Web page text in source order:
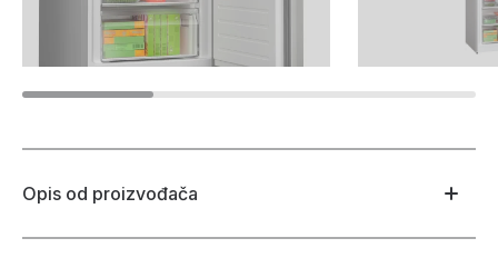
Opis od proizvođača